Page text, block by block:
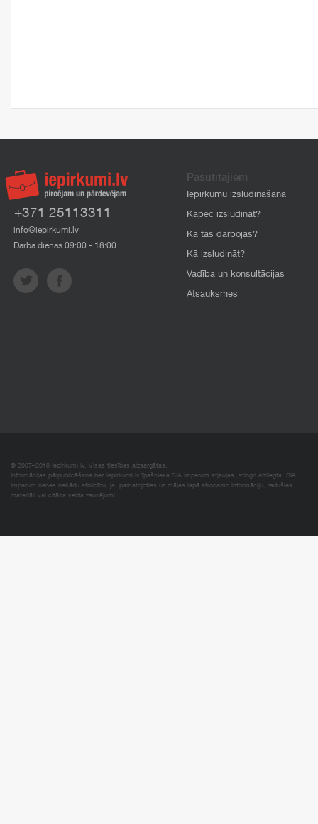
+371 25113311
info@iepirkumi.lv
Darba dienās 09:00 - 18:00
Pasūtītājiem
Iepirkumu izsludināšana
Kāpēc izsludināt?
Kā tas darbojas?
Kā izsludināt?
Vadība un konsultācijas
Atsauksmes
© 2007–2018 Iepirkumi.lv. Visas tiesības aizsargātas.
Informācijas pārpublicēšana bez iepirkumi.lv īpašnieka SIA Imperum atļaujas, stingri aizliegta. SIA
Imperum nenes nekādu atbildību, ja, pamatojoties uz mājas lapā atrodamo informāciju, radušies
materiāli vai citāda veida zaudējumi.